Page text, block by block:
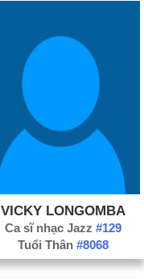
VICKY LONGOMBA
Ca sĩ nhạc Jazz#129
Tuổi Thân#8068